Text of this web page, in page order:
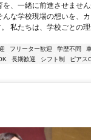
、一緒に前進させませ
んな学校現場の想いを、
私たちは、学校ごとの
フリーター歓迎 学歴不問
長期歓迎 シフト制 ピアス